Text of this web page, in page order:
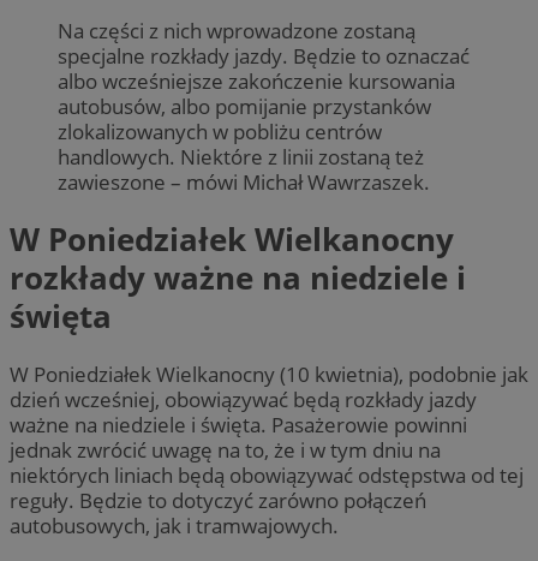
Na części z nich wprowadzone zostaną
specjalne rozkłady jazdy. Będzie to oznaczać
albo wcześniejsze zakończenie kursowania
autobusów, albo pomijanie przystanków
zlokalizowanych w pobliżu centrów
handlowych. Niektóre z linii zostaną też
zawieszone – mówi Michał Wawrzaszek.
W Poniedziałek Wielkanocny
rozkłady ważne na niedziele i
święta
W Poniedziałek Wielkanocny (10 kwietnia), podobnie jak
dzień wcześniej, obowiązywać będą rozkłady jazdy
ważne na niedziele i święta. Pasażerowie powinni
jednak zwrócić uwagę na to, że i w tym dniu na
niektórych liniach będą obowiązywać odstępstwa od tej
reguły. Będzie to dotyczyć zarówno połączeń
autobusowych, jak i tramwajowych.